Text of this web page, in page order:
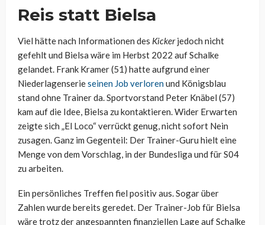
Reis statt Bielsa
Viel hätte nach Informationen des Kickerjedoch nicht
gefehlt und Bielsa wäre im Herbst 2022 auf Schalke
gelandet. Frank Kramer (51) hatte aufgrund einer
Niederlagenserieseinen Job verlorenund Königsblau
stand ohne Trainer da. Sportvorstand Peter Knäbel (57)
kam auf die Idee, Bielsa zu kontaktieren. Wider Erwarten
zeigte sich „El Loco“ verrückt genug, nicht sofort Nein
zusagen. Ganz im Gegenteil: Der Trainer-Guru hielt eine
Menge von dem Vorschlag, in der Bundesliga und für S04
zu arbeiten.
Ein persönliches Treffen fiel positiv aus. Sogar über
Zahlen wurde bereits geredet. Der Trainer-Job für Bielsa
wäre trotz der angespannten finanziellen Lage auf Schalke